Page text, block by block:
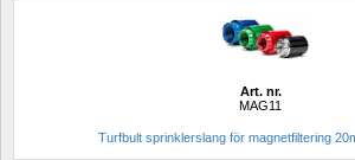
Art. nr.
MAG11
Turfbult sprinklerslang för magnetfiltering